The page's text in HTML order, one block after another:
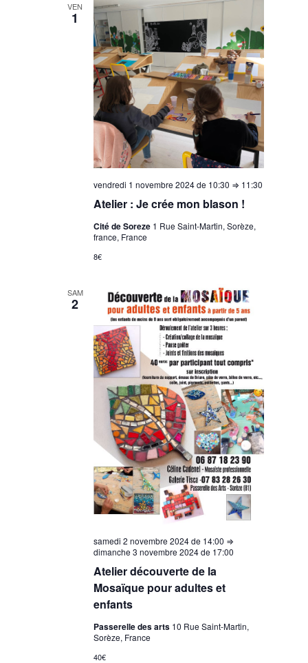
VEN
1
Atelier : Je crée mon blason !
vendredi 1 novembre 2024 de 10:30 ⇒ 11:30
Cité de Soreze 1 Rue Saint-Martin, Sorèze,
france, France
8€
SAM
2
Atelier découverte de la
Mosaïque pour adultes et
enfants
samedi 2 novembre 2024 de 14:00 ⇒
dimanche 3 novembre 2024 de 17:00
Passerelle des arts 10 Rue Saint-Martin,
Sorèze, France
40€